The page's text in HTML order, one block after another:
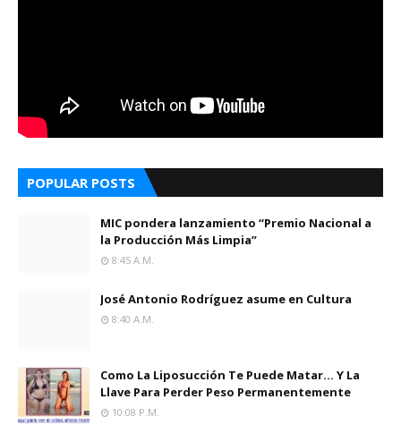
POPULAR POSTS
MIC pondera lanzamiento “Premio Nacional a
la Producción Más Limpia”
8:45 A.m.
José Antonio Rodríguez asume en Cultura
8:40 A.m.
Como La Liposucción Te Puede Matar… Y La
Llave Para Perder Peso Permanentemente
10:08 P.m.